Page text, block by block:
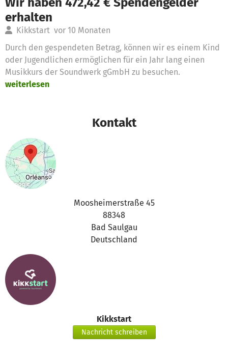
erhalten
Kikkstart vor 10 Monaten
Durch den gespendeten Betrag, können wir es einem Kind
oder Jugendlichen ermöglichen für ein Jahr lang einen
Musikkurs der Soundwerk gGmbH zu besuchen.
weiterlesen
Kontakt
Moosheimerstraße 45
88348
Bad Saulgau
Deutschland
Kikkstart
Nachricht schreiben